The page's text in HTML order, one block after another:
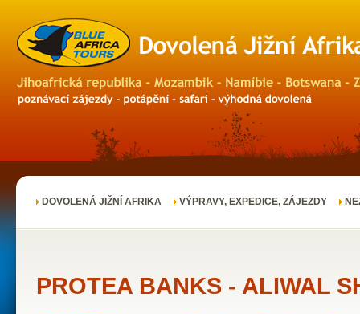
DOVOLENÁ JIŽNÍ AFRIKA VÝPRAVY, EXPEDICE, ZÁJEZDY
PROTEA BANKS - ALIWAL